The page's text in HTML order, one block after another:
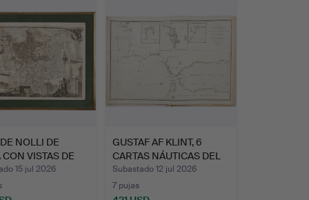
NOLLI DE
CON VISTAS DE
15 jul 2026
GUSTAF AF KLINT, 6
CARTAS NÁUTICAS DEL
CAN…
Subastado 12 jul 2026
7 pujas